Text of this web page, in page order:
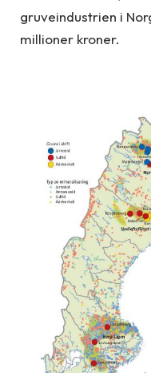
gruveindustrien i
millioner kroner.